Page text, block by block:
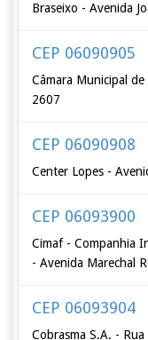
Braseixo - Avenida
CEP 06090905
Câmara Municipal
2607
CEP 06090908
Center Lopes -
CEP 06093900
Cimaf - Companhia
- Avenida Marechal
CEP 06093904
Cobrasma S.A. -